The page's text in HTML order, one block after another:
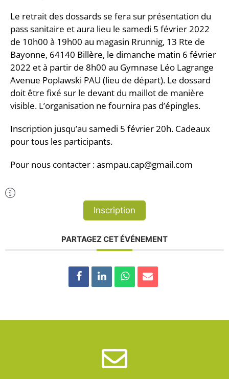
Le retrait des dossards se fera sur présentation du
pass sanitaire et aura lieu le samedi 5 février 2022
de 10h00 à 19h00 au magasin Rrunnig, 13 Rte de
Bayonne, 64140 Billère, le dimanche matin 6 février
2022 et à partir de 8h00 au Gymnase Léo Lagrange
Avenue Poplawski PAU (lieu de départ). Le dossard
doit être fixé sur le devant du maillot de manière
visible. L’organisation ne fournira pas d’épingles.
Inscription jusqu’au samedi 5 février 20h. Cadeaux
pour tous les participants.
Pour nous contacter : asmpau.cap@gmail.com
Inscription
PARTAGEZ CET ÉVÉNEMENT